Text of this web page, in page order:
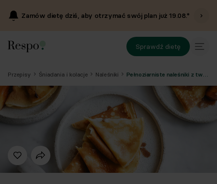
Zamów dietę dziś, aby otrzymać swój plan już19.08.*
Sprawdź dietę
Przepisy Śniadania i kolacje Naleśniki